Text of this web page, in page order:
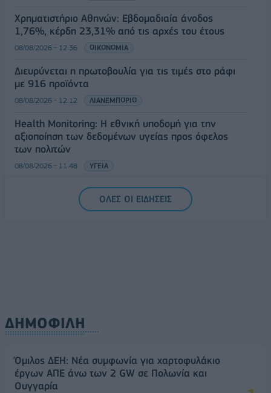
Χρηματιστήριο Αθηνών: Εβδομαδιαία άνοδος
1,76%, κέρδη 23,31% από τις αρχές του έτους
08/08/2026 - 12:36 ΟΙΚΟΝΟΜΙΑ
Διευρύνεται η πρωτοβουλία για τις τιμές στο ράφι
με 916 προϊόντα
08/08/2026 - 12:12 ΛΙΑΝΕΜΠΟΡΙΟ
Health Monitoring: Η εθνική υποδομή για την
αξιοποίηση των δεδομένων υγείας προς όφελος
των πολιτών
08/08/2026 - 11:48 ΥΓΕΙΑ
Ελληνική Αναπτυξιακή Τράπεζα: Με «προίκα» 2 δισ.
ευρώ ανοίγει δρόμο για δάνεια έως 5 δισ. σε
ΟΛΕΣ ΟΙ ΕΙΔΗΣΕΙΣ
ΔΗΜΟΦΙΛΗ
Όμιλος ΔΕΗ: Νέα συμφωνία για χαρτοφυλάκιο
έργων ΑΠΕ άνω των 2 GW σε Πολωνία και
Ουγγαρία